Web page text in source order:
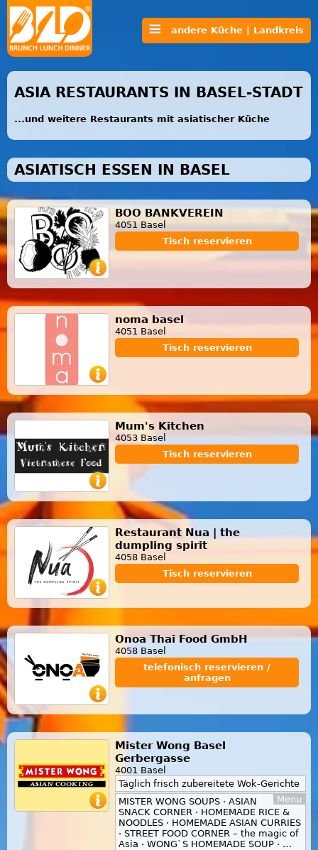
andere Küche | Landkreis
ASIA RESTAURANTS IN BASEL-STADT
...und weitere Restaurants mit asiatischer Küche
ASIATISCH ESSEN IN BASEL
BOO BANKVEREIN
4051 Basel
Tisch reservieren
noma basel
4051 Basel
Tisch reservieren
Mum's Kitchen
4053 Basel
Tisch reservieren
Restaurant Nua | the
dumpling spirit
4058 Basel
Tisch reservieren
Onoa Thai Food GmbH
4058 Basel
telefonisch reservieren /
anfragen
Mister Wong Basel
Gerbergasse
4001 Basel
Täglich frisch zubereitete Wok-Gerichte
Menu
MISTER WONG SOUPS · ASIAN
SNACK CORNER · HOMEMADE RICE &
NOODLES · HOMEMADE ASIAN CURRIES
· STREET FOOD CORNER – the magic of
Asia · WONG`S HOMEMADE SOUP · …